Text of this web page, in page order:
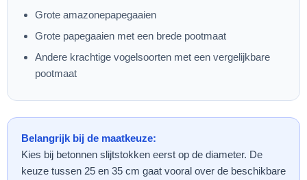
Grote amazonepapegaaien
Grote papegaaien met een brede pootmaat
Andere krachtige vogelsoorten met een vergelijkbare
pootmaat
Belangrijk bij de maatkeuze:
Kies bij betonnen slijtstokken eerst op de diameter. De
keuze tussen 25 en 35 cm gaat vooral over de beschikbare